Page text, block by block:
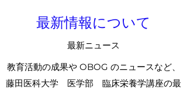
最新情報について
最新ニュース
教育活動の成果や OBOG のニュースなど、
藤田医科大学 医学部 臨床栄養学講座の最